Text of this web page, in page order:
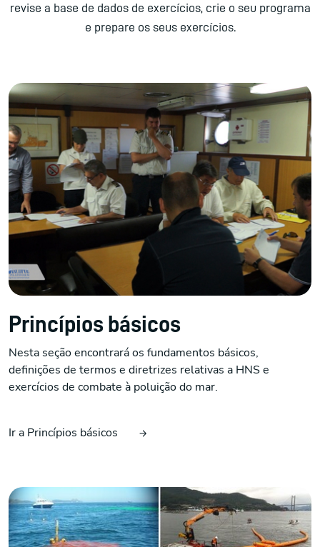
revise a base de dados de exercícios, crie o seu programa
e prepare os seus exercícios.
Princípios básicos
Nesta seção encontrará os fundamentos básicos,
definições de termos e diretrizes relativas a HNS e
exercícios de combate à poluição do mar.
Ir a Princípios básicos